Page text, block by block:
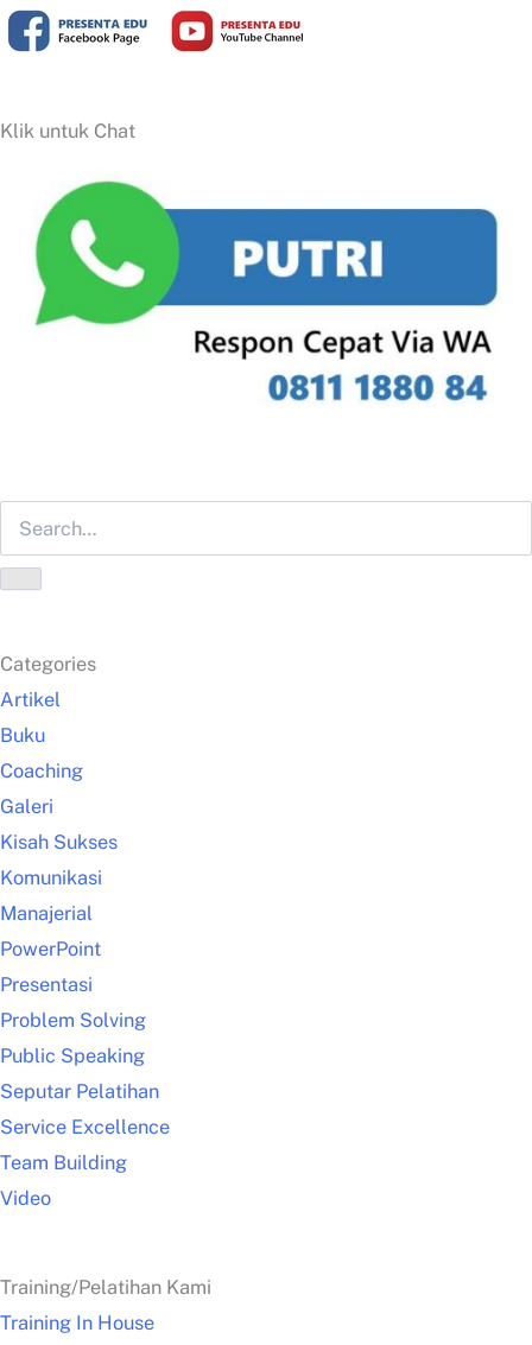
Klik untuk Chat
Categories
Artikel
Buku
Coaching
Galeri
Kisah Sukses
Komunikasi
Manajerial
PowerPoint
Presentasi
Problem Solving
Public Speaking
Seputar Pelatihan
Service Excellence
Team Building
Video
Training/Pelatihan Kami
Training In House